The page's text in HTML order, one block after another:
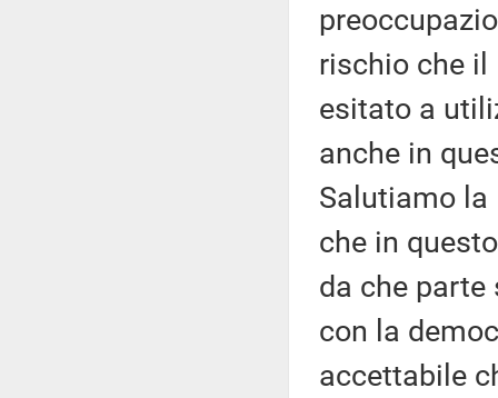
rischio che il
esitato a
anche in
Salutiamo la
che in
da che parte
con la
accettabile